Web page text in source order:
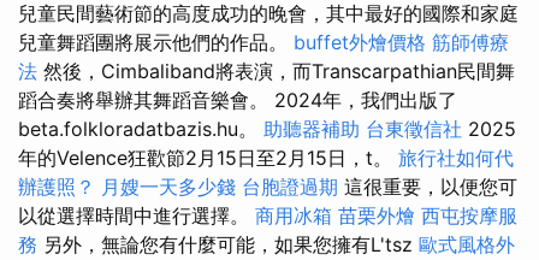
兒童民間藝術節的高度成功的晚會，其中最好的國際和家庭
兒童舞蹈團將展示他們的作品。 buffet外燴價格 筋師傅療
法 然後，Cimbaliband將表演，而Transcarpathian民間舞
蹈合奏將舉辦其舞蹈音樂會。 2024年，我們出版了
beta.folkloradatbazis.hu。 助聽器補助 台東徵信社 2025
年的Velence狂歡節2月15日至2月15日，t。 旅行社如何代
辦護照？ 月嫂一天多少錢 台胞證過期 這很重要，以便您可
以從選擇時間中進行選擇。 商用冰箱 苗栗外燴 西屯按摩服
務 另外，無論您有什麼可能，如果您擁有L'tsz 歐式風格外